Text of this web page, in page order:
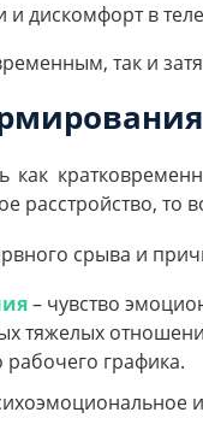
дискомфорт в
так и
расстройство,
срыва и
– чувство
тяжелых
графика.